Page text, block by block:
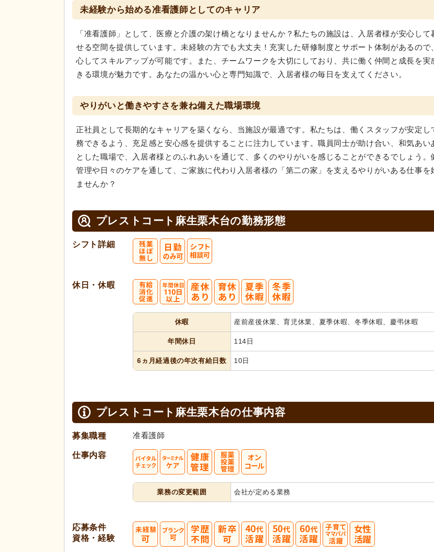
未経験から始める准看護師としてのキャリア
「准看護師」として、医療と介護の架け橋となりませんか？私たちの施設は、入居者様が安心して
せる空間を提供しています。未経験の方でも大丈夫！充実した研修制度とサポート体制があるので
心してスキルアップが可能です。また、チームワークを大切にしており、共に働く仲間と成長を実
きる環境が魅力です。あなたの温かい心と専門知識で、入居者様の毎日を支えてください。
やりがいと働きやすさを兼ね備えた職場環境
正社員として長期的なキャリアを築くなら、当施設が最適です。私たちは、働くスタッフが安定し
務できるよう、充足感と安心感を提供することに注力しています。職員同士が助け合い、和気あい
とした職場で、入居者様とのふれあいを通じて、多くのやりがいを感じることができるでしょう。
管理や日々のケアを通して、ご家族に代わり入居者様の「第二の家」を支えるやりがいある仕事を
ませんか？
プレストコート麻生栗木台の勤務形態
シフト詳細
休日・休暇
休暇 産前産後休業、育児休業、夏季休暇、冬季休暇、慶弔休暇
年間休日 114日
6ヵ月経過後の年次有給日数 10日
プレストコート麻生栗木台の仕事内容
募集職種 准看護師
仕事内容
業務の変更範囲 会社が定める業務
応募条件
資格・経験